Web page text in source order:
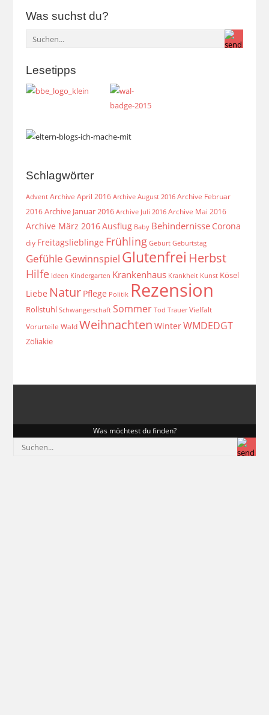
Was suchst du?
Lesetipps
Schlagwörter
Advent Archive April 2016 Archive August 2016 Archive Februar
2016 Archive Januar 2016 Archive Juli 2016 Archive Mai 2016
Archive März 2016Ausflug Baby Behindernisse Corona
diy Freitagslieblinge Frühling Geburt Geburtstag
Gefühle Gewinnspiel Glutenfrei Herbst
Hilfe Ideen Kindergarten Krankenhaus Krankheit Kunst Kösel
Liebe Natur Pflege Politik Rezension
Rollstuhl Schwangerschaft Sommer Tod Trauer Vielfalt
Vorurteile Wald Weihnachten WinterWMDEDGT
Zöliakie
Was möchtest du finden?